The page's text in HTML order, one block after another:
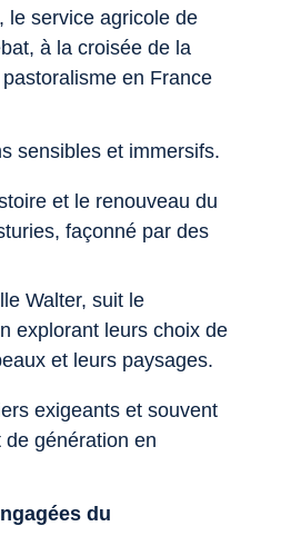
le service agricole de
à la croisée de la
en France
sensibles et immersifs.
et le renouveau du
façonné par des
Walter, suit le
explorant leurs choix de
et leurs paysages.
exigeants et souvent
génération en
du